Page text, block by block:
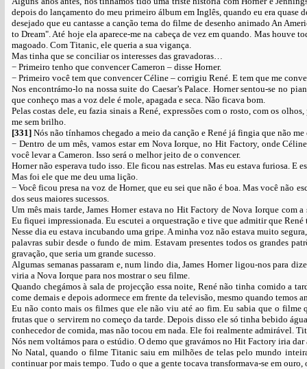
depois do lançamento do meu primeiro álbum em Inglês, quando eu era quase
desejado que eu cantasse a canção tema do filme de desenho animado An
to Dream". Até hoje ela aparece-me na cabeça de vez em quando. Mas
magoado. Com Titanic, ele queria a sua vigança.
Mas tinha que se conciliar os interesses das gravadoras…
− Primeiro tenho que convencer Cameron – disse Horner.
− Primeiro você tem que convencer Céline – corrigiu René. E tem que me
Nos encontrámo-lo na nossa suite do Caesar’s Palace. Horner sentou-se no
que conheço mas a voz dele é mole, apagada e seca. Não ficava bom.
Pelas costas dele, eu fazia sinais a René, expressões com o rosto, com os
me sem brilho.
[331] Nós não tínhamos chegado a meio da canção e René já fingia que não
− Dentro de um mês, vamos estar em Nova Iorque, no Hit Factory, onde
você levar a Cameron. Isso será o melhor jeito de o convencer.
Horner não esperava tudo isso. Ele ficou nas estrelas. Mas eu estava furiosa. E
Mas foi ele que me deu uma lição.
− Você ficou presa na voz de Horner, que eu sei que não é boa. Mas você não
dos seus maiores sucessos.
Um mês mais tarde, James Horner estava no Hit Factory de Nova Iorque com
Eu fiquei impressionada. Eu escutei a orquestração e tive que admitir que
Nesse dia eu estava incubando uma gripe. A minha voz não estava muito
palavras subir desde o fundo de mim. Estavam presentes todos os grandes
gravação, que seria um grande sucesso.
Algumas semanas passaram e, num lindo dia, James Horner ligou-nos para
viria a Nova Iorque para nos mostrar o seu filme.
Quando chegámos à sala de projecção essa noite, René não tinha comido a
come demais e depois adormece em frente da televisão, mesmo quando temos
Eu não conto mais os filmes que ele não viu até ao fim. Eu sabia que o filme
frutas que o servirem no começo da tarde. Depois disso ele só tinha bebido
conhecedor de comida, mas não tocou em nada. Ele foi realmente admirável.
Nós nem voltámos para o estúdio. O demo que gravámos no Hit Factory iria
No Natal, quando o filme Titanic saiu em milhões de telas pelo mundo
continuar por mais tempo. Tudo o que a gente tocava transformava-se em